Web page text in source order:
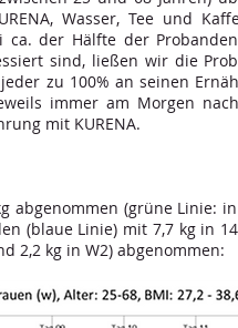
Wasser, Tee und
ca. der Hälfte der
sind, ließen wir die
zu 100% an seinen
immer am Morgen
mit KURENA.
(grüne Linie:
(blaue Linie) mit 7,7 kg in
2,2 kg in W2) abgenommen: